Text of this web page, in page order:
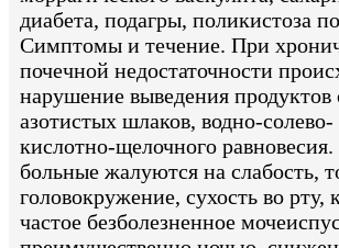
диабета, подагры, поликистоза
Симптомы и течение. При
почечной недостаточности
нарушение выведения продуктов
азотистых шлаков, водно-солево-
кислотно-щелочного
больные жалуются на слабость,
головокружение, сухость во рту,
частое безболезненное